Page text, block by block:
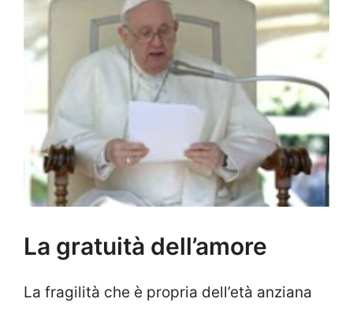
La gratuità dell’amore
La fragilità che è propria dell’età anziana